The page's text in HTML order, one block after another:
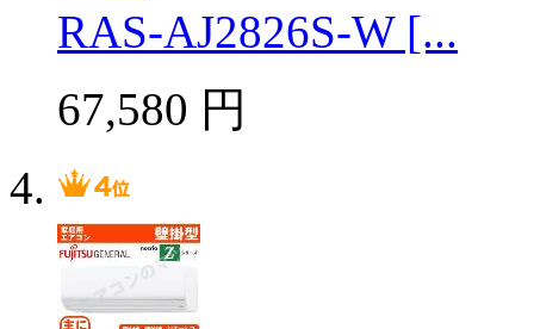
RAS-AJ2826S-W [...
67,580 円